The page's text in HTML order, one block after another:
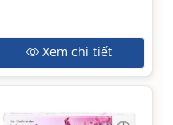
Xem chi tiết